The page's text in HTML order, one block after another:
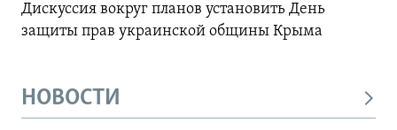
Дискуссия вокруг планов установить День
защиты прав украинской общины Крыма
НОВОСТИ